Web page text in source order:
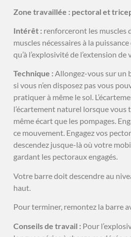
Zone travaillée : pectoral et
Intérêt : renforceront les muscles
muscles nécessaires à la
qu’à l’explosivité de l’extension de
Technique : Allongez-vous sur un
si vous n’en disposez pas vous
pratiquer à même le sol.
l’écartement naturel lorsque vous
même écart que les pompages.
ce mouvement. Engagez vos
descendez jusque-là où votre
gardant les pectoraux engagés.
Votre barre doit descendre au
haut.
Pour terminer, remontez la barre
Conseils de travail : Pour